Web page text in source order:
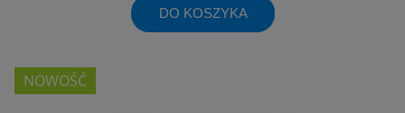
DO KOSZYKA
NOWOŚĆ